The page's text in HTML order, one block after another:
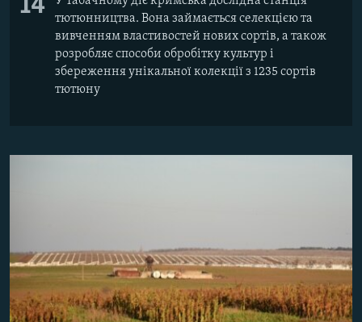
14
тютюнництва. Вона займається селекцією та
вивченням властивостей нових сортів, а також
розробляє способи обробітку культур і
збереження унікальної колекції з 1235 сортів
тютюну​